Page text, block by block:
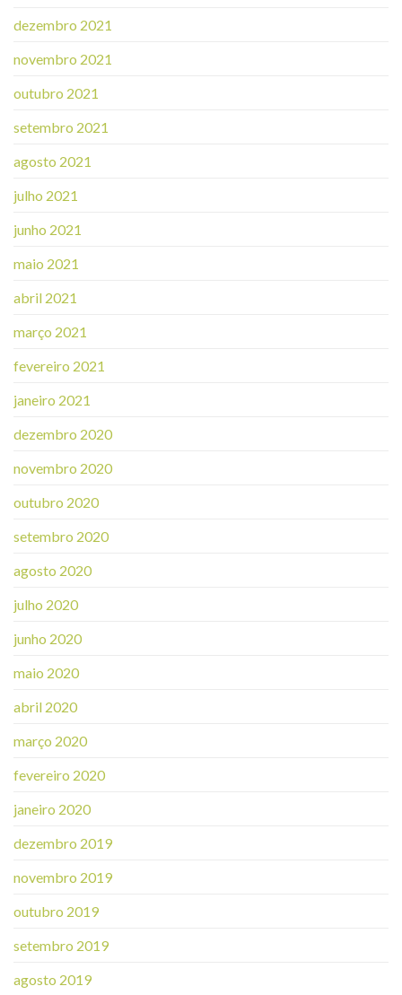
dezembro 2021
novembro 2021
outubro 2021
setembro 2021
agosto 2021
julho 2021
junho 2021
maio 2021
abril 2021
março 2021
fevereiro 2021
janeiro 2021
dezembro 2020
novembro 2020
outubro 2020
setembro 2020
agosto 2020
julho 2020
junho 2020
maio 2020
abril 2020
março 2020
fevereiro 2020
janeiro 2020
dezembro 2019
novembro 2019
outubro 2019
setembro 2019
agosto 2019